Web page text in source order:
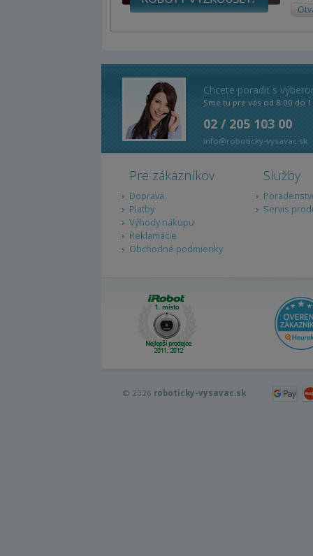
Chcete poradiť s
Sme tu pre vás od 8:00 do
02 / 205 103 00
info@roboticky-vysavac.sk
Pre zákazníkov
Doprava
Platby
Výhody nákupu
Reklamácie
Obchodné podmienky
Služby
Servis
© 2026 roboticky-vysavac.sk